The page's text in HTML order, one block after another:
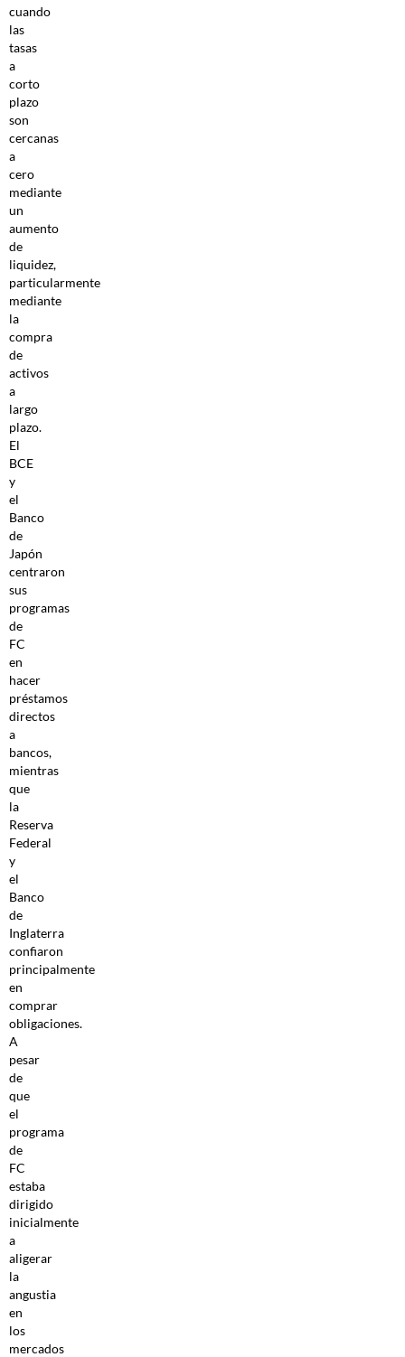
cuando
las
tasas
a
corto
plazo
son
cercanas
a
cero
mediante
un
aumento
de
liquidez,
particularmente
mediante
la
compra
de
activos
a
largo
plazo.
El
BCE
y
el
Banco
de
Japón
centraron
sus
programas
de
FC
en
hacer
préstamos
directos
a
bancos,
mientras
que
la
Reserva
Federal
y
el
Banco
de
Inglaterra
confiaron
principalmente
en
comprar
obligaciones.
A
pesar
de
que
el
programa
de
FC
estaba
dirigido
inicialmente
a
aligerar
la
angustia
en
los
mercados